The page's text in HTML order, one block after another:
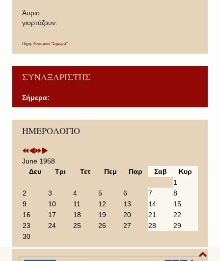
Άυριο
γιορτάζουν:
Πηγή: Λογισμικό "Σήμερα"
ΣΥΝΑΞΑΡΙΣΤΗΣ
Σήμερα:
ΗΜΕΡΟΛΟΓΙΟ
P
r
v
i
Y
e
a
r
P
r
v
i
o
n
t
h
N
e
t
Y
e
N
e
t
M
June 1958
Δευ
Τρι Τετ Πεμ Παρ Σαβ
Κυρ
1
2
3 4 5 6 7
8
9
10 11 12 13 14
15
16
17 18 19 20 21
22
23
24 25 26 27 28
29
30